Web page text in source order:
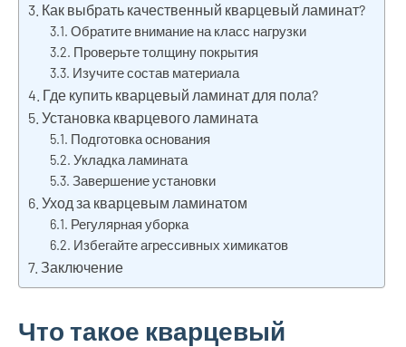
Как выбрать качественный кварцевый ламинат?
Обратите внимание на класс нагрузки
Проверьте толщину покрытия
Изучите состав материала
Где купить кварцевый ламинат для пола?
Установка кварцевого ламината
Подготовка основания
Укладка ламината
Завершение установки
Уход за кварцевым ламинатом
Регулярная уборка
Избегайте агрессивных химикатов
Заключение
Что такое кварцевый